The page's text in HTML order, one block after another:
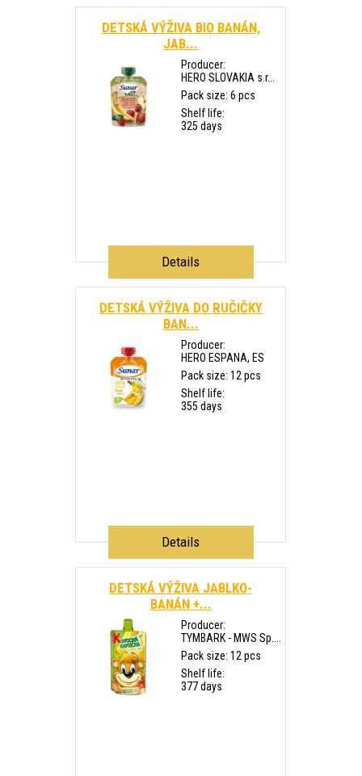
DETSKÁ VÝŽIVA BIO BANÁN,
JAB...
Producer:
HERO SLOVAKIA s.r...
Pack size: 6 pcs
Shelf life:
325 days
Details
DETSKÁ VÝŽIVA DO RUČIČKY
BAN...
Producer:
HERO ESPANA, ES
Pack size: 12 pcs
Shelf life:
355 days
Details
DETSKÁ VÝŽIVA JABLKO-
BANÁN +...
Producer:
TYMBARK - MWS Sp....
Pack size: 12 pcs
Shelf life:
377 days